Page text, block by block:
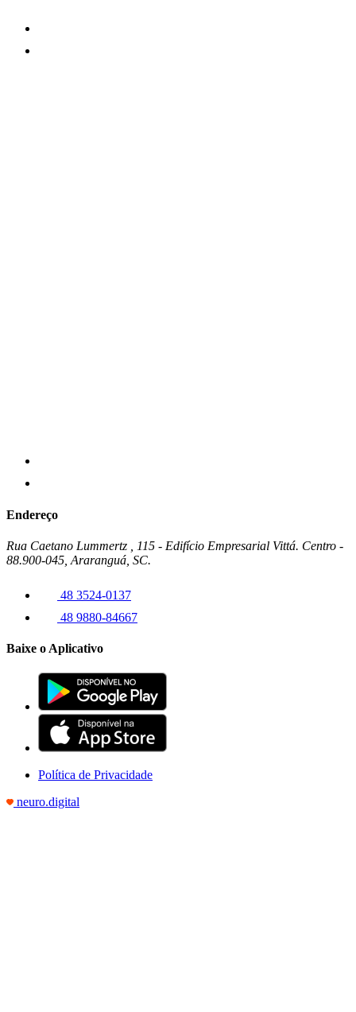
Endereço
Rua Caetano Lummertz , 115 - Edifício Empresarial Vittá. Centro -
88.900-045, Araranguá, SC.
48 3524-0137
48 9880-84667
Baixe o Aplicativo
Política de Privacidade
neuro.digital